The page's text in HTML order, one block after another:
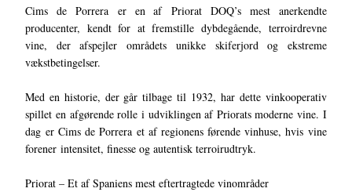
Cims de Porrera er en af Priorat DOQ’s mest anerkendte
producenter, kendt for at fremstille dybdegående, terroirdrevne
vine, der afspejler områdets unikke skiferjord og ekstreme
vækstbetingelser.
Med en historie, der går tilbage til 1932, har dette vinkooperativ
spillet en afgørende rolle i udviklingen af Priorats moderne vine. I
dag er Cims de Porrera et af regionens førende vinhuse, hvis vine
forener intensitet, finesse og autentisk terroirudtryk.
Priorat – Et af Spaniens mest eftertragtede vinområder